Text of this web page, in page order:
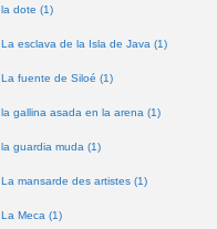
la dote (1)
La esclava de la Isla de Java (1)
La fuente de Siloé (1)
la gallina asada en la arena (1)
la guardia muda (1)
La mansarde des artistes (1)
La Meca (1)